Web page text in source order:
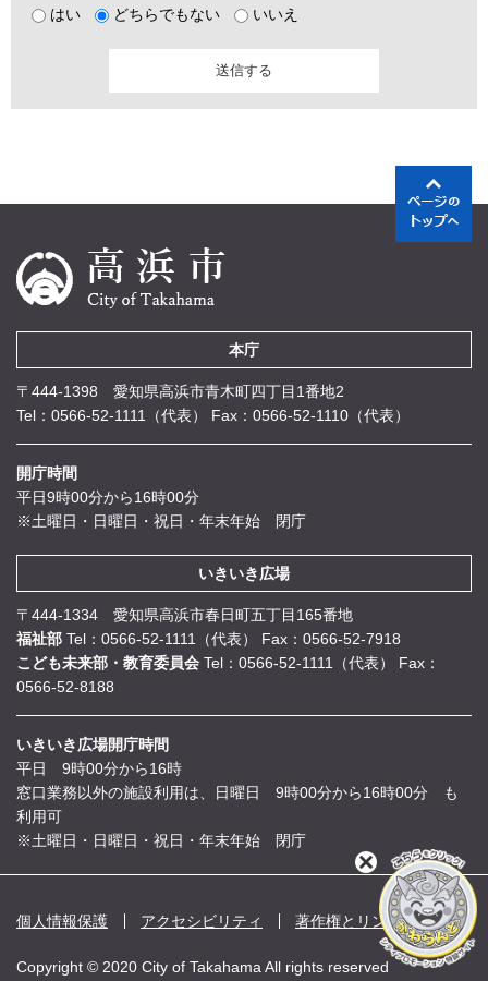
はい どちらでもない いいえ
本庁
〒444-1398 愛知県高浜市青木町四丁目1番地2
Tel：0566-52-1111（代表）
Fax：0566-52-1110（代表）
開庁時間
平日9時00分から16時00分
※土曜日・日曜日・祝日・年末年始 閉庁
いきいき広場
〒444-1334 愛知県高浜市春日町五丁目165番地
福祉部 Tel：0566-52-1111（代表）
Fax：0566-52-7918
こども未来部・教育委員会 Tel：0566-52-1111（代表）
Fax：
0566-52-8188
いきいき広場開庁時間
平日 9時00分から16時
窓口業務以外の施設利用は、日曜日 9時00分から16時00分 も
利用可
※土曜日・日曜日・祝日・年末年始 閉庁
個人情報保護 アクセシビリティ 著作権とリンク
Copyright © 2020 City of Takahama All rights reserved
閉